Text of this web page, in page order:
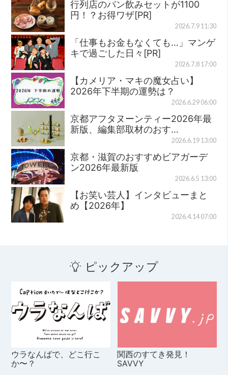
行列店のパン飲みセットが1100
円！？お得ワザ[PR]
2026.7.9 11:30
「仕事もお金もなくても…」マンゲ
キで過ごした日々[PR]
2026.7.8 17:00
【カメリア・マキの魔女占い】
2026年下半期の運勢は？
2026.6.29 06:00
京都アフタヌーンティー2026年最
新版、編集部取材のおす…
2026.6.19 13:00
京都・滋賀のおすすめビアガーデ
ン2026年最新版
2026.6.5 13:00
【お笑い芸人】インタビューまと
め【2026年】
2026.4.14 07:00
ピックアップ
ウラなんばで、どこ行こ
か〜？
関西のすてき発見！
SAVVY